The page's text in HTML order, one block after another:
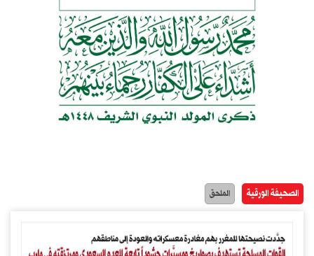
الصحيفة الورقية الملحق